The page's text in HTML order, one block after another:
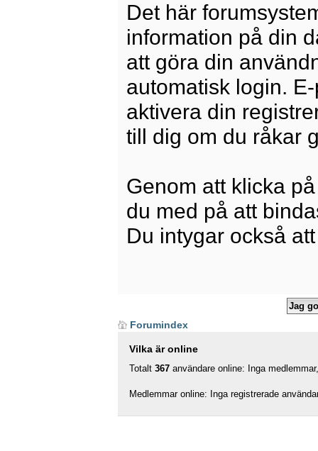
Det här
information på din
att göra din
automatisk login.
aktivera din
till dig om du råkar
Genom att klicka
du med på att
Du intygar också
Forumindex
Vilka är online
Totalt 367 användare online: Inga
Medlemmar online: Inga registrerade